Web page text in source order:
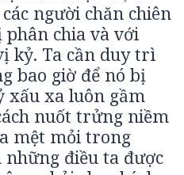
người chăn chiên
chia và với
kỷ. Ta cần duy trì
bao giờ để nó bị
xấu xa luôn gầm
nuốt trửng niềm
mệt mỏi trong
điều ta được